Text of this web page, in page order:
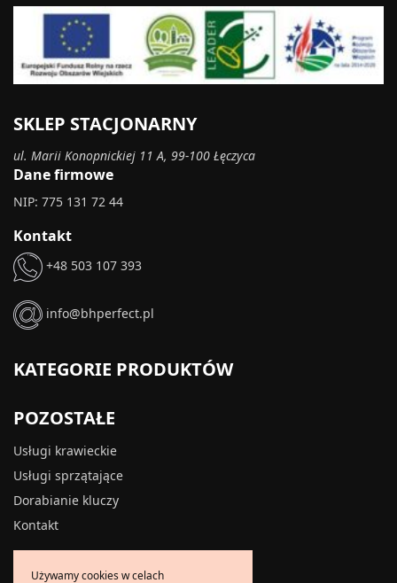
SKLEP STACJONARNY
ul. Marii Konopnickiej 11 A, 99-100 Łęczyca
Dane firmowe
NIP: 775 131 72 44
Kontakt
+48 503 107 393
info@bhperfect.pl
KATEGORIE PRODUKTÓW
POZOSTAŁE
Usługi krawieckie
Usługi sprzątające
Dorabianie kluczy
Kontakt
INFORMACJE
Używamy cookies w celach